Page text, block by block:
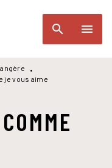
search menu
•
je vous aime